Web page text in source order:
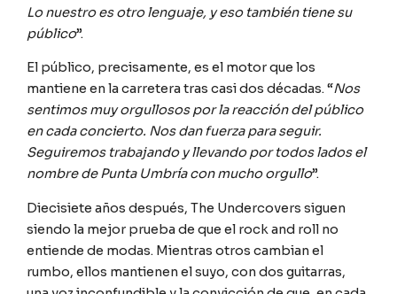
Lo nuestro es otro lenguaje, y eso también tiene su
público”.
El público, precisamente, es el motor que los
mantiene en la carretera tras casi dos décadas. “Nos
sentimos muy orgullosos por la reacción del público
en cada concierto. Nos dan fuerza para seguir.
Seguiremos trabajando y llevando por todos lados el
nombre de Punta Umbría con mucho orgullo”.
Diecisiete años después, The Undercovers siguen
siendo la mejor prueba de que el rock and roll no
entiende de modas. Mientras otros cambian el
rumbo, ellos mantienen el suyo, con dos guitarras,